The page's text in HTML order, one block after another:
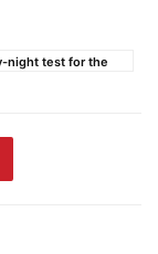
night test for the